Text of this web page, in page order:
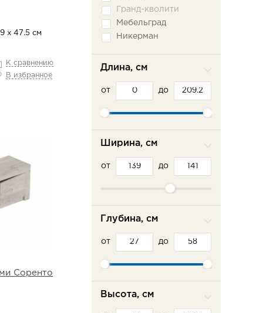
х 47.5 см
К сравнению
В избранное
Соренто
Гранд-кволити
Мебельград
Никерман
Система-мебели
Длина, см
от до
Ширина, см
от до
Глубина, см
от до
Высота, см